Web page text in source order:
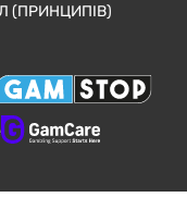
(ПРИНЦИПІВ)